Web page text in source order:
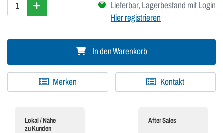
Lieferbar, Lagerbestand mit Login
Hier registrieren
In den Warenkorb
Merken Kontakt
Lokal / Nähe
zu Kunden
After Sales